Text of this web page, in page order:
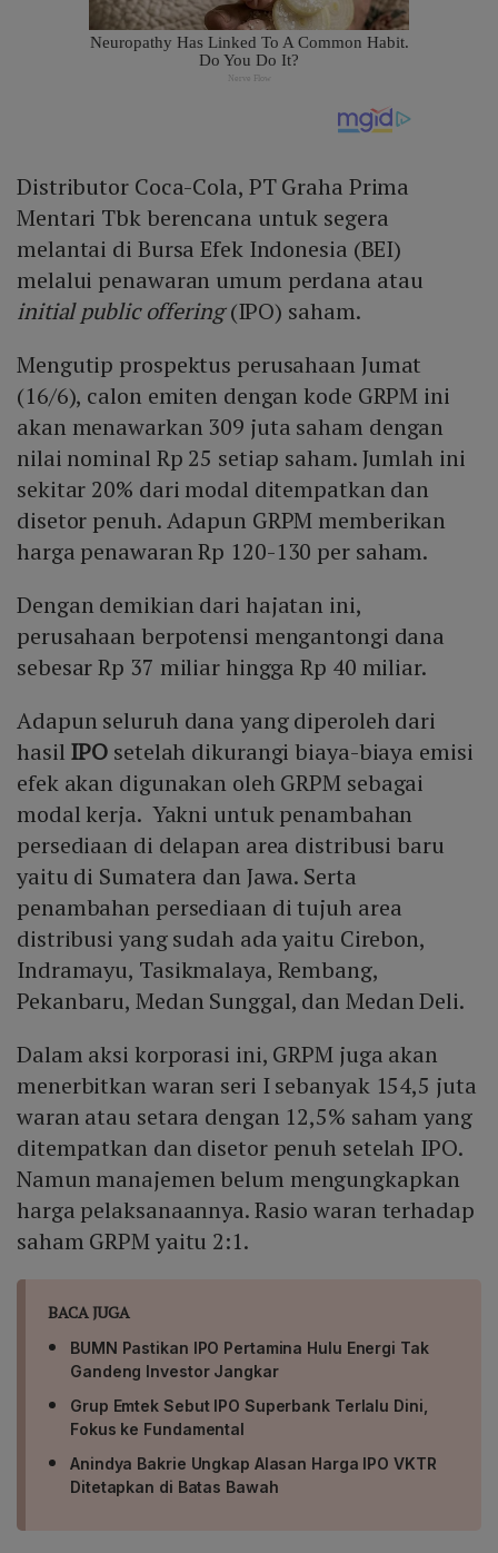
Distributor Coca-Cola, PT Graha Prima
Mentari Tbk berencana untuk segera
melantai di Bursa Efek Indonesia (BEI)
melalui penawaran umum perdana atau
initial public offering(IPO) saham.
Mengutip prospektus perusahaan Jumat
(16/6), calon emiten dengan kode GRPM ini
akan menawarkan 309 juta saham dengan
nilai nominal Rp 25 setiap saham. Jumlah ini
sekitar 20% dari modal ditempatkan dan
disetor penuh. Adapun GRPM memberikan
harga penawaran Rp 120-130 per saham.
Dengan demikian dari hajatan ini,
perusahaan berpotensi mengantongi dana
sebesar Rp 37 miliar hingga Rp 40 miliar.
Adapun seluruh dana yang diperoleh dari
hasil IPO setelah dikurangi biaya-biaya emisi
efek akan digunakan oleh GRPM sebagai
modal kerja. Yakni untuk penambahan
persediaan di delapan area distribusi baru
yaitu di Sumatera dan Jawa. Serta
penambahan persediaan di tujuh area
distribusi yang sudah ada yaitu Cirebon,
Indramayu, Tasikmalaya, Rembang,
Pekanbaru, Medan Sunggal, dan Medan Deli.
Dalam aksi korporasi ini, GRPM juga akan
menerbitkan waran seri I sebanyak 154,5 juta
waran atau setara dengan 12,5% saham yang
ditempatkan dan disetor penuh setelah IPO.
Namun manajemen belum mengungkapkan
harga pelaksanaannya. Rasio waran terhadap
saham GRPM yaitu 2:1.
BACA JUGA
BUMN Pastikan IPO Pertamina Hulu Energi Tak
Gandeng Investor Jangkar
Grup Emtek Sebut IPO Superbank Terlalu Dini,
Fokus ke Fundamental
Anindya Bakrie Ungkap Alasan Harga IPO VKTR
Ditetapkan di Batas Bawah